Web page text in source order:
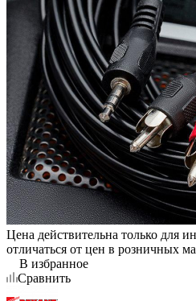
Цена действительна только для
отличаться от цен в розничных
В избранное
Сравнить